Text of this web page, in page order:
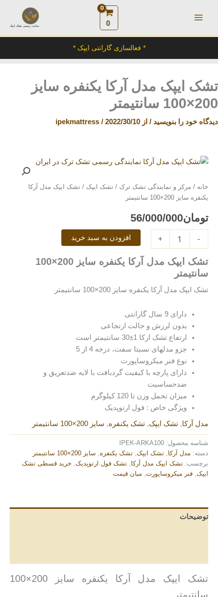
0 سایت رسمی تشک ایپک
* فعالسازی گارانتی ایپک *
تشک ایپک مدل آرکا یکنفره سایز
200×100 سانتیمتر
دیدگاه‌ خود را بنویسید / از ipekmattress / 2022/30/10
خانه / مرکز و نمایندگی تشک ترک / تشک ایپک / تشک ایپک مدل آرکا
یکنفره سایز 200×100 سانتیمتر
تومان56/000/000
-
تشک
آرکا
یکنفره
200×100
سانتیمتر
عدد
+ افزودن به سبد خرید
تشک ایپک مدل آرکا یکنفره سایز 200×100
سانتیمتر
تشک ایپک مدل آرکا یکنفره سایز 200×100 سانتیمتر
دارای 9 سال گارانتی
بدون لرزش و حالت ارتجاعی
ارتفاع تشک ارکا 1±30 سانتیمتر است
جزو مدلهای نسبتا سفت، درجه 4 از 5
نوع فنر میکروساپورت
دارای پارچه با کیفیت گردبافت با لایه ضدتعریق و
ضدحساسیت
میزان تحمل وزن تا 120 کیلوگرم
ویژگی خاص : فول ارتوپدیک
مدل آرکا, تشک ایپک, تشک یکنفره, سایز 200×100 سانتیمتر
شناسه محصول: IPEK-ARKA100
دسته: مدل آرکا, تشک ایپک, تشک یکنفره, سایز 200×100 سانتیمتر
برچسب: تشک ایپک مدل آرکا, تشک فول ارتوپدیک, خرید قسطی تشک
ایپک, فنر میکروساپورت, میان قیمت
توضیحات
تشک ایپک مدل آرکا یکنفره سایز 200×100
سانتیمتر